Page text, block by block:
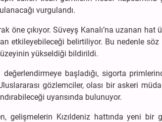
vurgulandı.
öne çıkıyor. Süveyş Kanalı’na uzanan hat
etkileyebileceği belirtiliyor. Bu nedenle söz
yükseldiği bildirildi.
başladığı, sigorta
gözlemciler, olası bir askeri
uyarısında bulunuyor.
gelişmelerin Kızıldeniz hattında yeni bir